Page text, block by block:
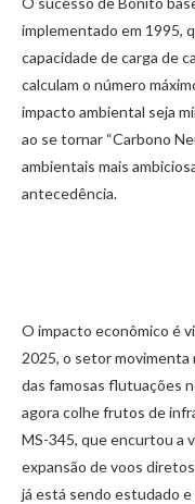
implementado em 1995,
capacidade de carga de
calculam o número
impacto ambiental seja
ao se tornar “Carbono
ambientais mais
antecedência.
O impacto econômico é
2025, o setor movimenta
das famosas flutuações
agora colhe frutos de
MS-345, que encurtou a
expansão de voos
já está sendo estudado e